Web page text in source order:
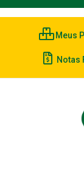
Meus
Notas